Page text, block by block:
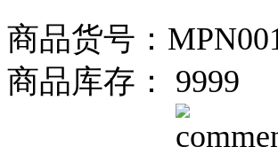
商品货号：
商品库存： 9999